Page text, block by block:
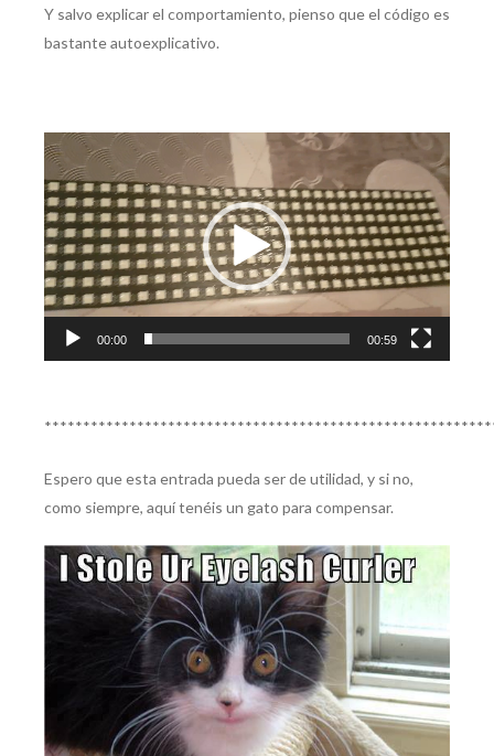
Y salvo explicar el comportamiento, pienso que el código es
bastante autoexplicativo.
Reproductor
de
vídeo
00:00 00:59
Espero que esta entrada pueda ser de utilidad, y si no,
como siempre, aquí tenéis un gato para compensar.